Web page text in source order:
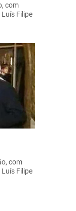
com
Filipe
com
Filipe